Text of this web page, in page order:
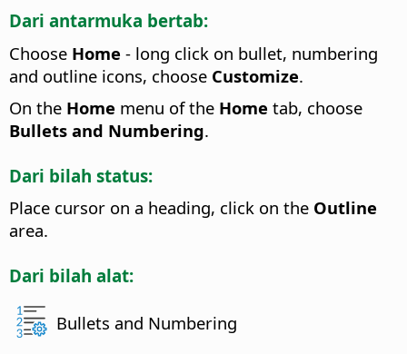
Dari antarmuka bertab:
Choose Home - long click on bullet, numbering
and outline icons, choose Customize.
On the Home menu of the Home tab, choose
Bullets and Numbering.
Dari bilah status:
Place cursor on a heading, click on the Outline
area.
Dari bilah alat:
Bullets and Numbering